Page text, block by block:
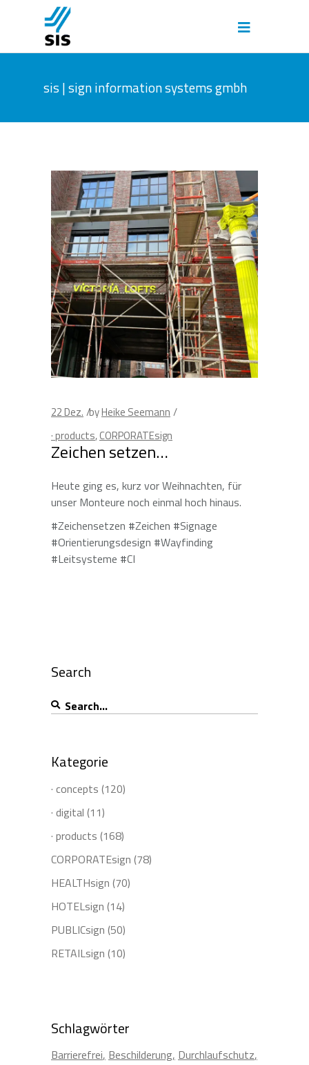
sis | sign information systems gmbh
22Dez. byHeike Seemann
· products,CORPORATEsign
Zeichen setzen…
Heute ging es, kurz vor Weihnachten, für
unser Monteure noch einmal hoch hinaus.
#Zeichensetzen #Zeichen #Signage
#Orientierungsdesign #Wayfinding
#Leitsysteme #CI
Search
Search
for:
Kategorie
· concepts (120)
· digital (11)
· products (168)
CORPORATEsign (78)
HEALTHsign (70)
HOTELsign (14)
PUBLICsign (50)
RETAILsign (10)
Schlagwörter
Barrierefrei Beschilderung Durchlaufschutz